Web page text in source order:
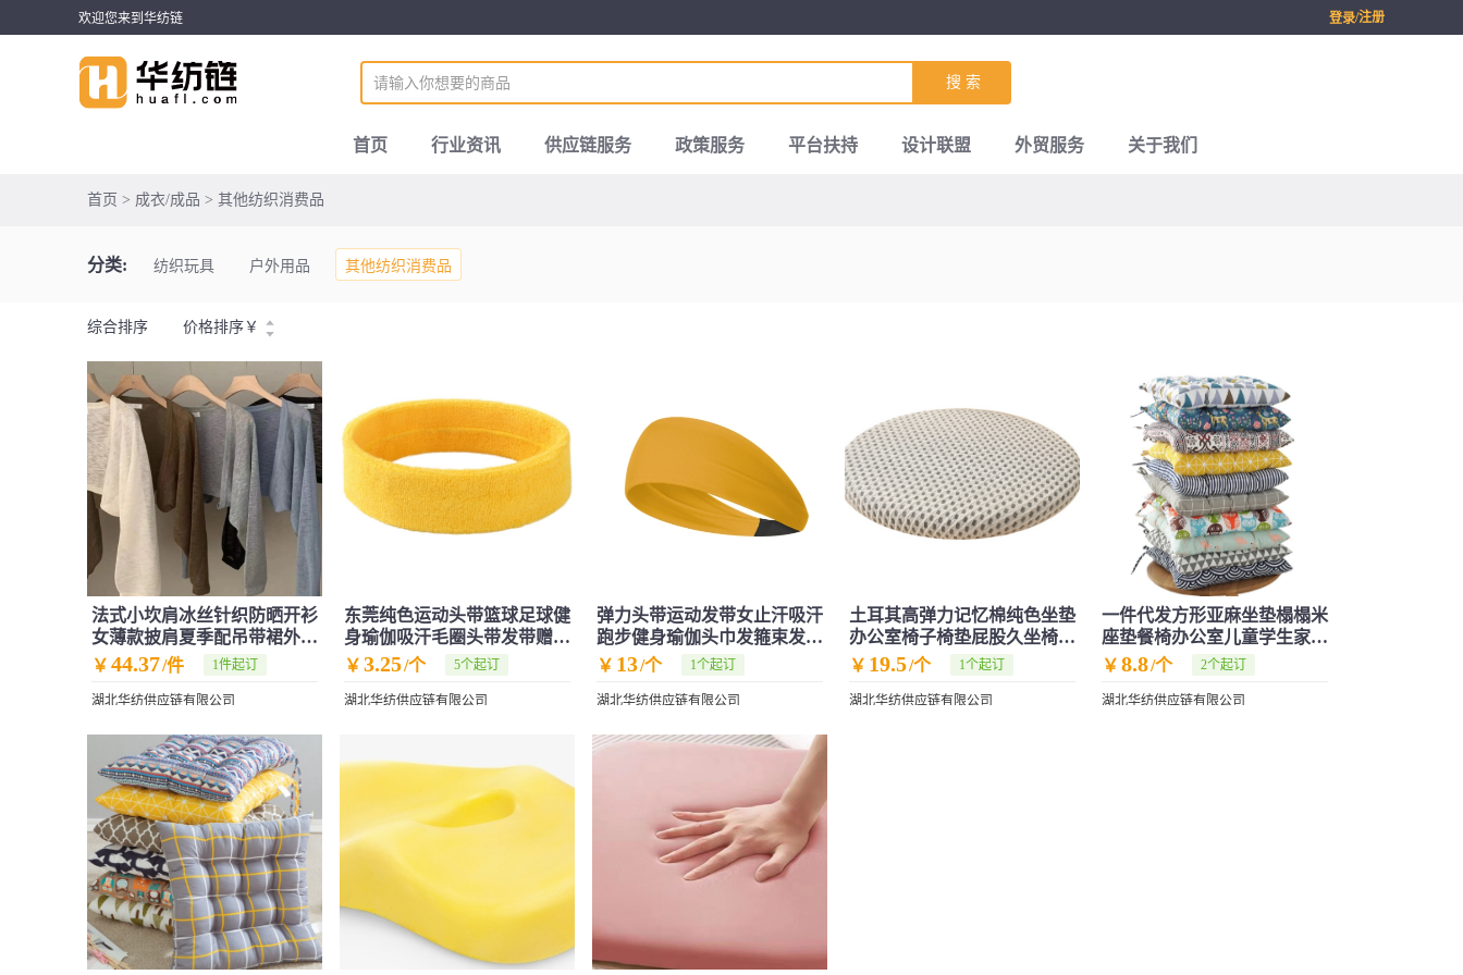
欢迎您来到华纺链 登录/注册
搜 索
首页 行业资讯 供应链服务 政策服务 平台扶持 设计联盟 外贸服务 关于我们
首页 > 成衣/成品 > 其他纺织消费品
分类: 纺织玩具 户外用品 其他纺织消费品
综合排序 价格排序 ￥
法式小坎肩冰丝针织防晒开衫
女薄款披肩夏季配吊带裙外搭
上衣罩衫
￥ 44.37/件 1件起订
湖北华纺供应链有限公司
东莞纯色运动头带篮球足球健
身瑜伽吸汗毛圈头带发带赠礼
品
￥ 3.25/个 5个起订
湖北华纺供应链有限公司
弹力头带运动发带女止汗吸汗
跑步健身瑜伽头巾发箍束发带
女式宽边
￥ 13/个 1个起订
湖北华纺供应链有限公司
土耳其高弹力记忆棉纯色坐垫
办公室椅子椅垫屁股久坐椅子
垫
￥ 19.5/个 1个起订
湖北华纺供应链有限公司
一件代发方形亚麻坐垫榻榻米
座垫餐椅办公室儿童学生家居
椅垫批发
￥ 8.8/个 2个起订
湖北华纺供应链有限公司